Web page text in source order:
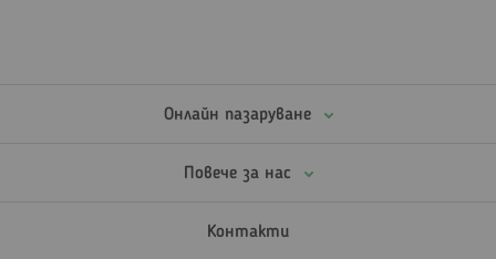
Онлайн пазаруване
Повече за нас
Контакти